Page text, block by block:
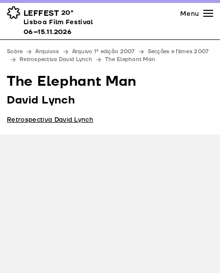
LEFFEST 20º
Lisboa Film Festival 06–15.11.2026
Prémios
Espaços
Apoios
Equipa
Downloads
Contactos
Menu
Lisboa Film Festival
06–15.11.2026
Sobre Arquivos Arquivo 1ª edição 2007
Secções e filmes 2007
Retrospectiva David Lynch
The Elephant Man
The Elephant Man
David Lynch
Retrospectiva David Lynch